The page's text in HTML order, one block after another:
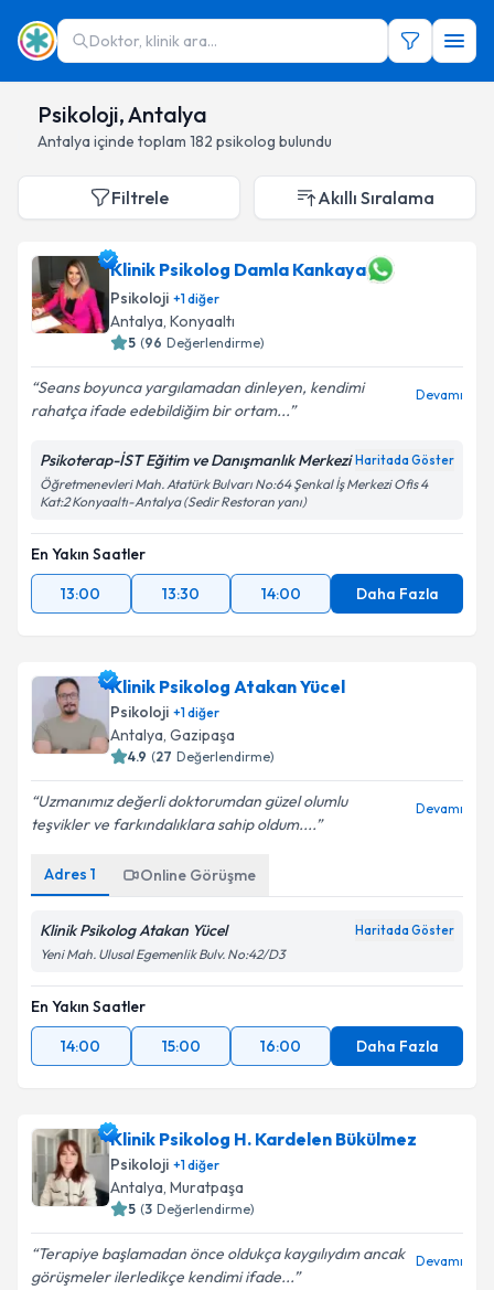
Doktor, klinik ara...
Psikoloji, Antalya
Antalya içinde toplam 182 psikolog bulundu
Filtrele Akıllı Sıralama
Klinik Psikolog Damla Kankaya
Psikoloji +1diğer
Antalya, Konyaaltı
5 (96 Değerlendirme)
Seans boyunca yargılamadan dinleyen, kendimi
rahatça ifade edebildiğim bir ortam...
Devamı
Psikoterap-İST Eğitim ve Danışmanlık Merkezi Haritada Göster
Öğretmenevleri Mah. Atatürk Bulvarı No:64 Şenkal İş Merkezi Ofis 4
Kat:2 Konyaaltı-Antalya (Sedir Restoran yanı)
En Yakın Saatler
13:00
13:30 14:00 Daha Fazla
Klinik Psikolog Atakan Yücel
Psikoloji +1diğer
Antalya, Gazipaşa
4.9 (27 Değerlendirme)
Uzmanımız değerli doktorumdan güzel olumlu
teşvikler ve farkındalıklara sahip oldum....
Devamı
Adres 1 Online Görüşme
Klinik Psikolog Atakan Yücel Haritada Göster
Yeni Mah. Ulusal Egemenlik Bulv. No:42/D3
En Yakın Saatler
14:00
15:00 16:00 Daha Fazla
Klinik Psikolog H. Kardelen Bükülmez
Psikoloji +1diğer
Antalya, Muratpaşa
5 (3 Değerlendirme)
Terapiye başlamadan önce oldukça kaygılıydım ancak
görüşmeler ilerledikçe kendimi ifade...
Devamı